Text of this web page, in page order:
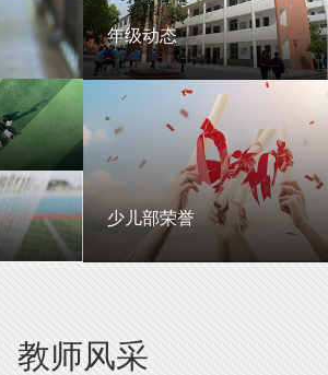
学生活动
年级动态
年级动态
少儿部荣誉
少儿部荣誉
教师风采